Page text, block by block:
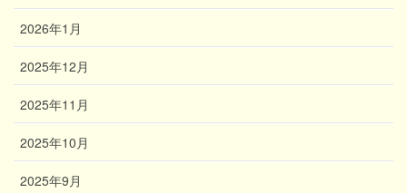
2026年1月
2025年12月
2025年11月
2025年10月
2025年9月